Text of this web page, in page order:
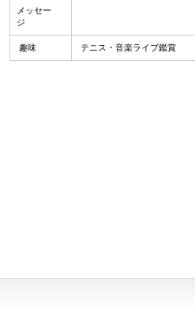
メッセー
ジ
趣味 テニス・音楽ライブ鑑賞